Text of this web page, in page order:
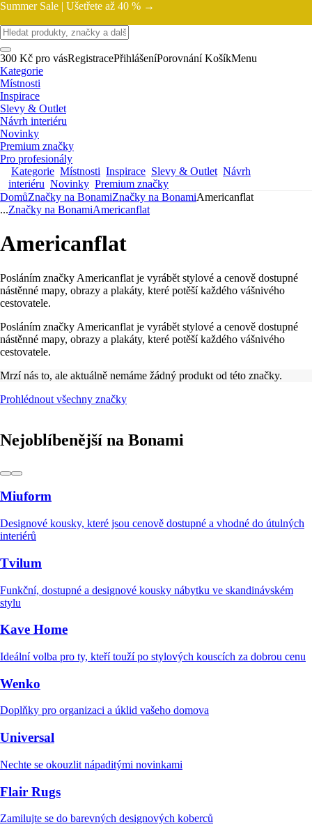
Summer Sale | Ušetřete až 40 % →
300 Kč pro vásRegistracePřihlášeníPorovnání KošíkMenu
Kategorie
Místnosti
Inspirace
Slevy & Outlet
Návrh interiéru
Novinky
Premium značky
Pro profesionály
Kategorie Místnosti Inspirace Slevy & Outlet Návrh
interiéru Novinky Premium značky
DomůZnačky na BonamiZnačky na BonamiAmericanflat
...Značky na BonamiAmericanflat
Americanflat
Posláním značky Americanflat je vyrábět stylové a cenově dostupné
nástěnné mapy, obrazy a plakáty, které potěší každého vášnivého
cestovatele.
Posláním značky Americanflat je vyrábět stylové a cenově dostupné
nástěnné mapy, obrazy a plakáty, které potěší každého vášnivého
cestovatele.
Mrzí nás to, ale aktuálně nemáme žádný produkt od této značky.
Prohlédnout všechny značky
Nejoblíbenější na Bonami
Miuform
Designové kousky, které jsou cenově dostupné a vhodné do útulných
interiérů
Tvilum
Funkční, dostupné a designové kousky nábytku ve skandinávském
stylu
Kave Home
Ideální volba pro ty, kteří touží po stylových kouscích za dobrou cenu
Wenko
Doplňky pro organizaci a úklid vašeho domova
Universal
Nechte se okouzlit nápaditými novinkami
Flair Rugs
Zamilujte se do barevných designových koberců